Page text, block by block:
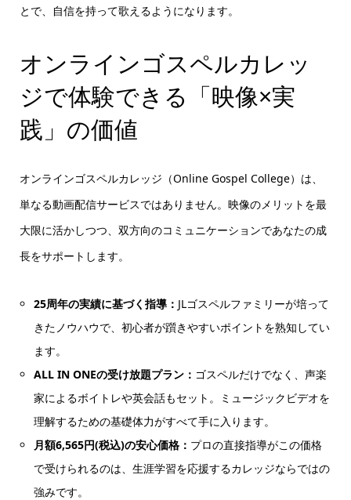
とで、自信を持って歌えるようになります。
オンラインゴスペルカレッ
ジで体験できる「映像×実
践」の価値
オンラインゴスペルカレッジ（Online Gospel College）は、
単なる動画配信サービスではありません。映像のメリットを最
大限に活かしつつ、双方向のコミュニケーションであなたの成
長をサポートします。
25周年の実績に基づく指導： JLゴスペルファミリーが培って
きたノウハウで、初心者が躓きやすいポイントを熟知してい
ます。
ALL IN ONEの受け放題プラン： ゴスペルだけでなく、声楽
家によるボイトレや英会話もセット。ミュージックビデオを
理解するための基礎体力がすべて手に入ります。
月額6,565円(税込)の安心価格： プロの直接指導がこの価格
で受けられるのは、生涯学習を応援するカレッジならではの
強みです。